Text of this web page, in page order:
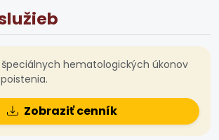
hematologických úkonov
Zobraziť cenník